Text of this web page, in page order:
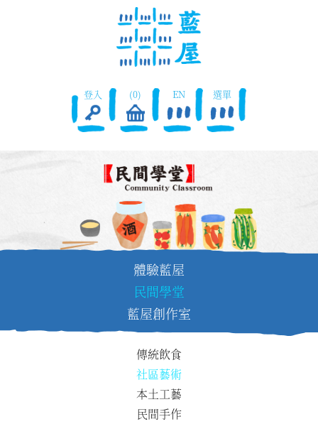
登入 (0) EN 選單
體驗藍屋
民間學堂
藍屋創作室
傳統飲食
社區藝術
本土工藝
民間手作